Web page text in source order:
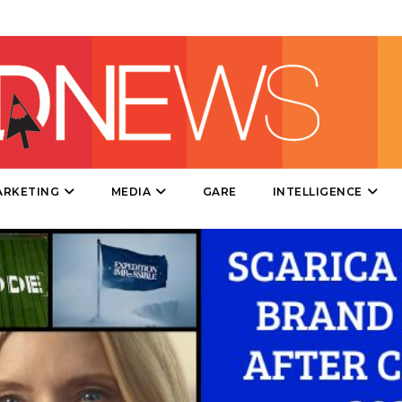
DESIGN
PUNTI VENDITA
CSR
MEDIA GARE INTELLIGENCE